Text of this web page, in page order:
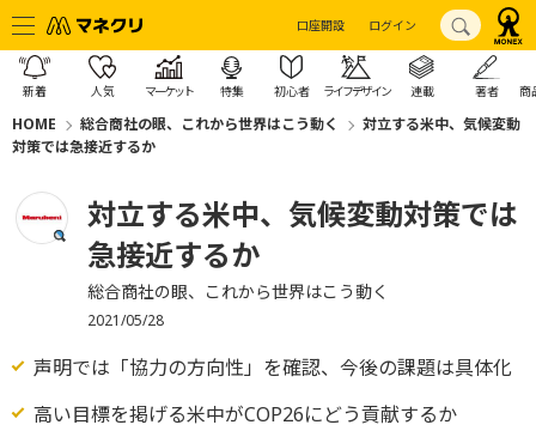
口座開設 ログイン
新着 人気 マーケット 特集 初心者 ライフデザイン 連載 著者 商
HOME 総合商社の眼、これから世界はこう動く
対立する米中、気候変動
対策では急接近するか
対立する米中、気候変動対策では
急接近するか
総合商社の眼、これから世界はこう動く
2021/05/28
声明では「協力の方向性」を確認、今後の課題は具体化
高い目標を掲げる米中がCOP26にどう貢献するか